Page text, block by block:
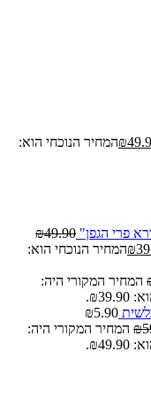
₪המחיר הנוכחי הוא:
פרי הגפן" ₪49.90
₪המחיר הנוכחי הוא:
המחיר המקורי היה:
₪5.90
₪ המחיר המקורי היה: